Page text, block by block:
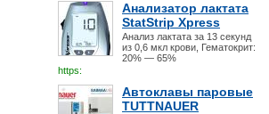
Анализатор лактата
StatStrip Xpress
Анализ лактата за 13 секунд
из 0,6 мкл крови, Гематокрит:
20% — 65%
https:
Автоклавы паровые
TUTTNAUER